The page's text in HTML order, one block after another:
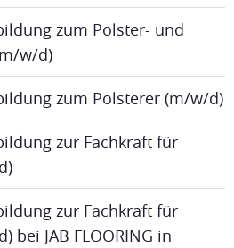
zum Polster- und
w/d)
zum Polsterer (m/w/d)
zur Fachkraft für
zur Fachkraft für
bei JAB FLOORING in